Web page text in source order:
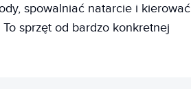
spowalniać natarcie i kierować
sprzęt od bardzo konkretnej